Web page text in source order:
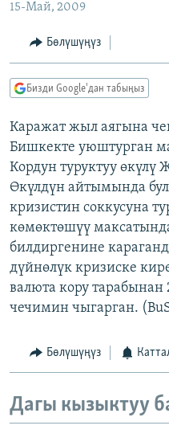
МАДАНИЯТ
ТВ ПРОГРАММАЛАР
БҮГҮН АЗАТТЫКТА
ДАНИСТЕ
АЗАТТЫК+
ЫҢГАЙСЫЗ СУРООЛОР
ПОДКАСТ
ОНЛАЙН ШЕРИНЕ
ЭЕ/АРнун бардык
15-Май, 2009
Бөлүшүңүз
Бизди Google'дан табыңыз
Каражат жыл аягына
Бишкекте уюштурган
Кордун туруктуу
Өкүлдүн айтымында
кризистин соккусуна
көмөктөшүү
билдиргенине
дүйнөлүк кризиске
валюта кору тарабынан
чечимин чыгарган.
Бөлүшүңүз
Дагы кызыктуу